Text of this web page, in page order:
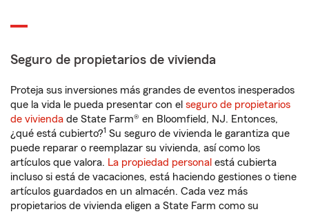
Seguro de propietarios de vivienda
Proteja sus inversiones más grandes de eventos inesperados
que la vida le pueda presentar con el seguro de propietarios
de vivienda de State Farm® en Bloomfield, NJ. Entonces,
¿qué está cubierto?1 Su seguro de vivienda le garantiza que
puede reparar o reemplazar su vivienda, así como los
artículos que valora. La propiedad personal está cubierta
incluso si está de vacaciones, está haciendo gestiones o tiene
artículos guardados en un almacén. Cada vez más
propietarios de vivienda eligen a State Farm como su